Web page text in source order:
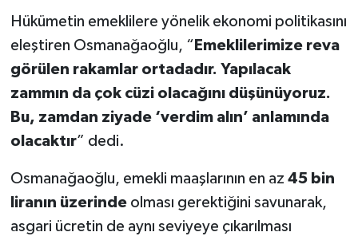
Hükümetin emeklilere yönelik ekonomi politikasını
eleştiren Osmanağaoğlu, “ Emeklilerimize reva
görülen rakamlar ortadadır. Yapılacak
zammın da çok cüzi olacağını düşünüyoruz.
Bu, zamdan ziyade ‘verdim alın’ anlamında
olacaktır” dedi.
Osmanağaoğlu, emekli maaşlarının en az 45 bin
liranın üzerindeolması gerektiğini savunarak,
asgari ücretin de aynı seviyeye çıkarılması